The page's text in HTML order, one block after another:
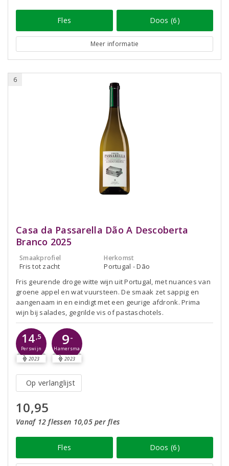
Fles Doos (6)
Meer informatie
6
Casa da Passarella Dão A Descoberta
Branco 2025
Smaakprofiel
Fris tot zacht
Herkomst
Portugal - Dão
Fris geurende droge witte wijn uit Portugal, met nuances van
groene appel en wat vuursteen. De smaak zet sappig en
aangenaam in en eindigt met een geurige afdronk. Prima
wijn bij salades, gegrilde vis of pastaschotels.
14,5
Perswijn
2023
9-
Hamersma
2023
Op verlanglijst
10,95
Vanaf 12 flessen 10,05 per fles
Fles Doos (6)